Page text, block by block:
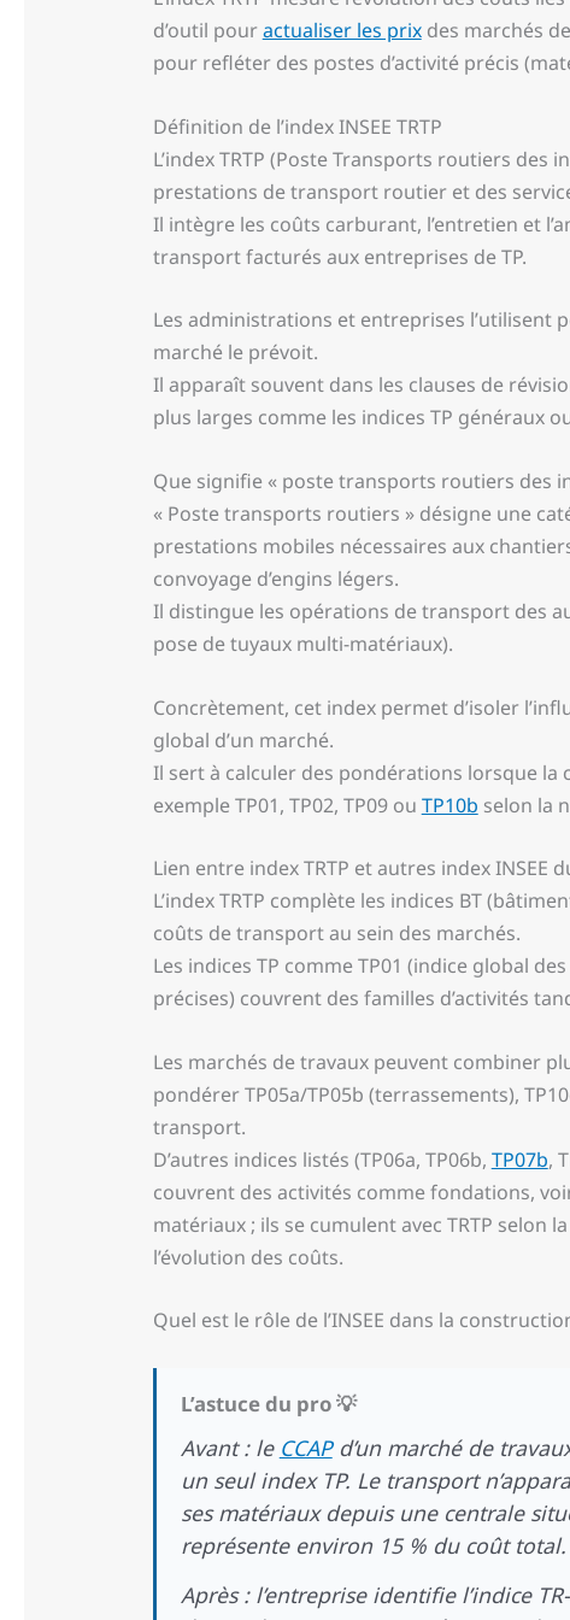
d’outil pouractualiser les prixdes marchés de
pour refléter des postes d’activité précis
Définition de l’index INSEE TRTP
L’index TRTP (Poste Transports routiers des
prestations de transport routier et des
Il intègre les coûts carburant, l’entretien et
transport facturés aux entreprises de TP.
Les administrations et entreprises l’utilisent
marché le prévoit.
Il apparaît souvent dans les clauses de
plus larges comme les indices TP généraux
Que signifie « poste transports routiers des
« Poste transports routiers » désigne une
prestations mobiles nécessaires aux
convoyage d’engins légers.
Il distingue les opérations de transport des
pose de tuyaux multi-matériaux).
Concrètement, cet index permet d’isoler
global d’un marché.
Il sert à calculer des pondérations lorsque la
exemple TP01, TP02, TP09 ou TP10b selon la
Lien entre index TRTP et autres index INSEE
L’index TRTP complète les indices BT
coûts de transport au sein des marchés.
Les indices TP comme TP01 (indice global
précises) couvrent des familles d’activités
Les marchés de travaux peuvent combiner
pondérer TP05a/TP05b (terrassements),
transport.
D’autres indices listés (TP06a, TP06b, TP07b,
couvrent des activités comme fondations,
matériaux ; ils se cumulent avec TRTP
l’évolution des coûts.
Quel est le rôle de l’INSEE dans la
L’astuce du pro 💡
Avant : le CCAPd’un marché de
un seul index TP. Le transport
ses matériaux depuis une centrale
représente environ 15 % du coût total.
Après : l’entreprise identifie l’indice